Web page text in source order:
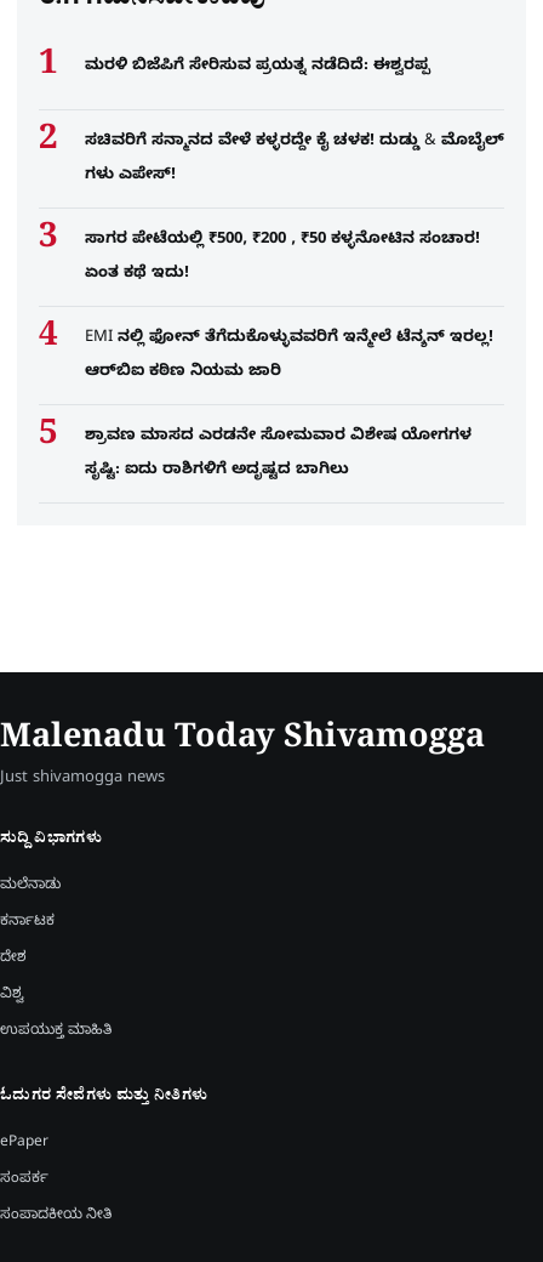
ಮರಳಿ ಬಿಜೆಪಿಗೆ ಸೇರಿಸುವ ಪ್ರಯತ್ನ ನಡೆದಿದೆ: ಈಶ್ವರಪ್ಪ
ಸಚಿವರಿಗೆ ಸನ್ಮಾನದ ವೇಳೆ ಕಳ್ಳರದ್ದೇ ಕೈ ಚಳಕ! ದುಡ್ಡು & ಮೊಬೈಲ್​
ಗಳು ಎಪೇಸ್!
ಸಾಗರ ಪೇಟೆಯಲ್ಲಿ ₹500, ₹200 , ₹50 ಕಳ್ಳನೋಟಿನ ಸಂಚಾರ!
ಏಂತ ಕಥೆ ಇದು!
EMI ನಲ್ಲಿ ಫೋನ್​ ತೆಗೆದುಕೊಳ್ಳುವವರಿಗೆ ಇನ್ಮೇಲೆ ಟೆನ್ಶನ್​ ಇರಲ್ಲ!
ಆರ್‌ಬಿಐ ಕಠಿಣ ನಿಯಮ ಜಾರಿ
ಶ್ರಾವಣ ಮಾಸದ ಎರಡನೇ ಸೋಮವಾರ ವಿಶೇಷ ಯೋಗಗಳ
ಸೃಷ್ಟಿ: ಐದು ರಾಶಿಗಳಿಗೆ ಅದೃಷ್ಟದ ಬಾಗಿಲು
Malenadu Today Shivamogga
Just shivamogga news
ಸುದ್ದಿ ವಿಭಾಗಗಳು
ಮಲೆನಾಡು
ಕರ್ನಾಟಕ
ದೇಶ
ವಿಶ್ವ
ಉಪಯುಕ್ತ ಮಾಹಿತಿ
ಓದುಗರ ಸೇವೆಗಳು ಮತ್ತು ನೀತಿಗಳು
ePaper
ಸಂಪರ್ಕ
ಸಂಪಾದಕೀಯ ನೀತಿ